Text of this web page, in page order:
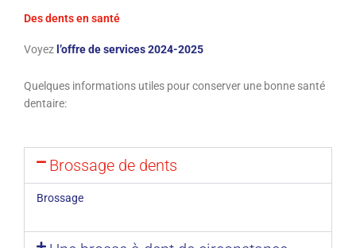
Des dents en santé
Voyez l’offre de services 2024-2025
Quelques informations utiles pour conserver une bonne santé
dentaire:
Brossage de dents
Brossage